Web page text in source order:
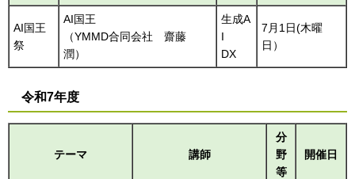
AI国王
祭
AI国王
（YMMD合同会社 齋藤
潤）
生成A
I
DX
7月1日(木曜
日）
令和7年度
テーマ 講師
分
野
等
開催日